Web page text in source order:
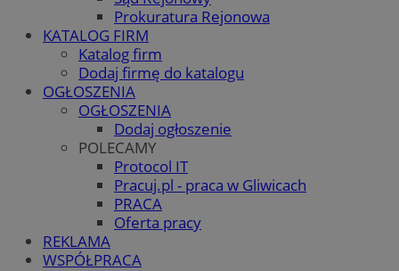
Prokuratura Rejonowa
KATALOG FIRM
Katalog firm
Dodaj firmę do katalogu
OGŁOSZENIA
OGŁOSZENIA
Dodaj ogłoszenie
POLECAMY
Protocol IT
Pracuj.pl - praca w Gliwicach
PRACA
Oferta pracy
REKLAMA
WSPÓŁPRACA